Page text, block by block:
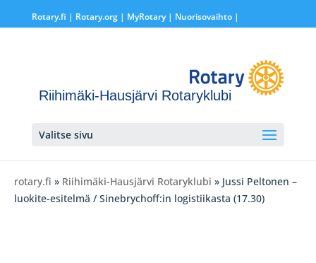
Rotary.fi | Rotary.org| MyRotary | Nuorisovaihto|
Riihimäki-Hausjärvi Rotaryklubi
Valitse sivu
rotary.fi » Riihimäki-Hausjärvi Rotaryklubi » Jussi Peltonen –
luokite-esitelmä / Sinebrychoff:in logistiikasta (17.30)